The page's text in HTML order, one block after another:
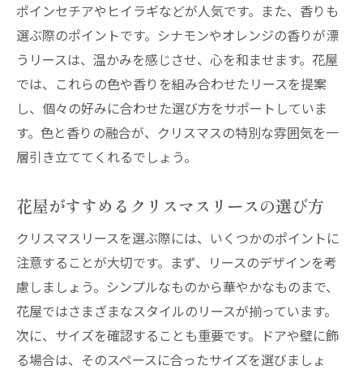
心を彩る花屋のクリスマスリース提案
花屋が提案する心を彩るリースの選び方
クリスマスシーズンを彩る花屋の提案
花屋が提案するリースで心を魅了
彩り豊かな花屋のリース提案
花屋が心を込めて彩るクリスマスリース
プロ直伝リース選びのポイント
花屋のプロが教えるリース選びの秘訣
失敗しないリース選びのコツ
花屋直伝のリース選びテクニック
花屋が教えるクリスマスリース選び術
選び方に悩んだら花屋直伝のコツ
ポインセチアやヒイラギなどが人気です。また、香りも
選ぶ際のポイントです。シナモンやオレンジの香りが漂
うリースは、温かみを感じさせ、心を和ませます。花屋
では、これらの色や香りを組み合わせたリースを提案
し、個々の好みに合わせた選び方をサポートしていま
す。色と香りの融合が、クリスマスの特別な雰囲気を一
層引き立ててくれるでしょう。
花屋がすすめるクリスマスリースの選び方
クリスマスリースを選ぶ際には、いくつかのポイントに
注意することが大切です。まず、リースのデザインを考
慮しましょう。シンプルなものから華やかなものまで、
花屋ではさまざまなスタイルのリースが揃っています。
次に、サイズを確認することも重要です。ドアや壁に飾
る場合は、そのスペースに合ったサイズを選びましょ